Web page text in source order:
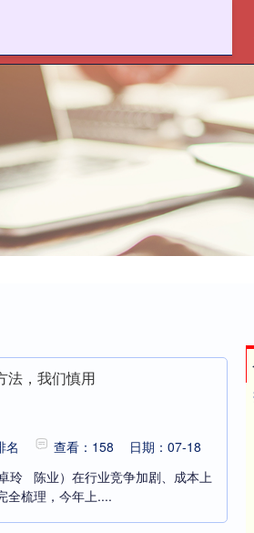
法，我们慎用
名 查看：158
日期：07-18
玲 陈业）在行业竞争加剧、成本上
全梳理，今年上....